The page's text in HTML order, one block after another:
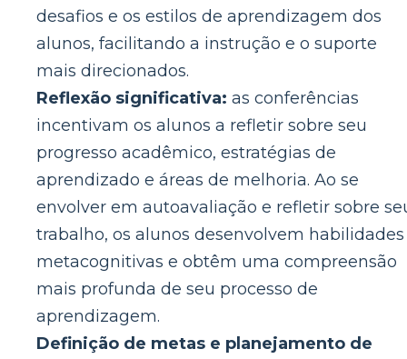
desafios e os estilos de aprendizagem dos
alunos, facilitando a instrução e o suporte
mais direcionados.
Reflexão significativa: as conferências
incentivam os alunos a refletir sobre seu
progresso acadêmico, estratégias de
aprendizado e áreas de melhoria. Ao se
envolver em autoavaliação e refletir sobre
trabalho, os alunos desenvolvem habilidades
metacognitivas e obtêm uma compreensão
mais profunda de seu processo de
aprendizagem.
Definição de metas e planejamento de